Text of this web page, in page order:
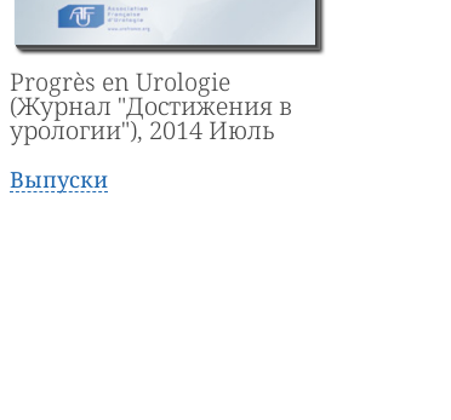
Progrès en Urologie
(Журнал "Достижения в
урологии"), 2014 Июль
Выпуски